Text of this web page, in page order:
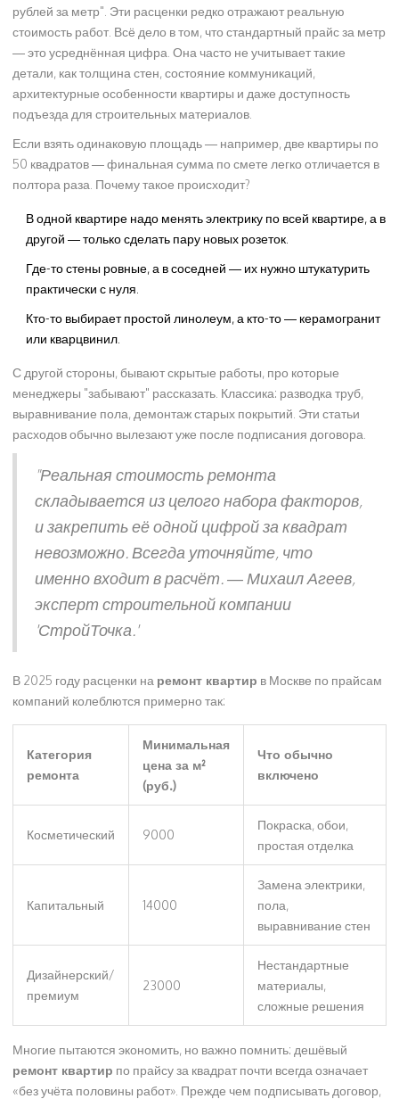
рублей за метр". Эти расценки редко отражают реальную
стоимость работ. Всё дело в том, что стандартный прайс за метр
— это усреднённая цифра. Она часто не учитывает такие
детали, как толщина стен, состояние коммуникаций,
архитектурные особенности квартиры и даже доступность
подъезда для строительных материалов.
Если взять одинаковую площадь — например, две квартиры по
50 квадратов — финальная сумма по смете легко отличается в
полтора раза. Почему такое происходит?
В одной квартире надо менять электрику по всей квартире, а в
другой — только сделать пару новых розеток.
Где-то стены ровные, а в соседней — их нужно штукатурить
практически с нуля.
Кто-то выбирает простой линолеум, а кто-то — керамогранит
или кварцвинил.
С другой стороны, бывают скрытые работы, про которые
менеджеры "забывают" рассказать. Классика: разводка труб,
выравнивание пола, демонтаж старых покрытий. Эти статьи
расходов обычно вылезают уже после подписания договора.
"Реальная стоимость ремонта
складывается из целого набора факторов,
и закрепить её одной цифрой за квадрат
невозможно. Всегда уточняйте, что
именно входит в расчёт. — Михаил Агеев,
эксперт строительной компании
'СтройТочка.'
В 2025 году расценки на ремонт квартир в Москве по прайсам
компаний колеблются примерно так:
Категория
ремонта
Минимальная
цена за м²
(руб.)
Что обычно
включено
Косметический 9000
Покраска, обои,
простая отделка
Капитальный 14000
Замена электрики,
пола,
выравнивание стен
Дизайнерский/
премиум
23000
Нестандартные
материалы,
сложные решения
Многие пытаются экономить, но важно помнить: дешёвый
ремонт квартир по прайсу за квадрат почти всегда означает
«без учёта половины работ». Прежде чем подписывать договор,